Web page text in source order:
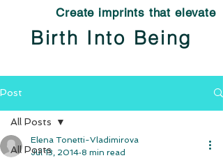
Create imprints that elevate
Birth Into Being
Post
All Posts
All Posts
Elena Tonetti-Vladimirova
Jul 13, 2014 8 min read